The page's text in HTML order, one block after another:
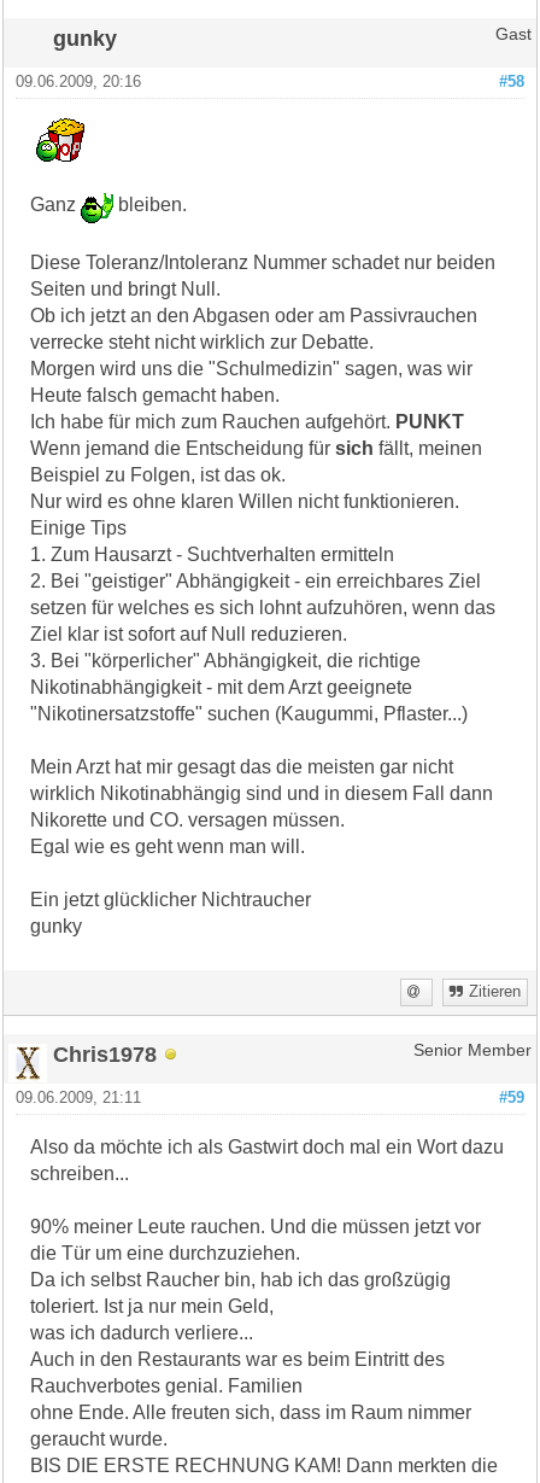
gunky Gast
#58
09.06.2009, 20:16
Ganz bleiben.
Diese Toleranz/Intoleranz Nummer schadet nur beiden
Seiten und bringt Null.
Ob ich jetzt an den Abgasen oder am Passivrauchen
verrecke steht nicht wirklich zur Debatte.
Morgen wird uns die "Schulmedizin" sagen, was wir
Heute falsch gemacht haben.
Ich habe für mich zum Rauchen aufgehört. PUNKT
Wenn jemand die Entscheidung fürsich fällt, meinen
Beispiel zu Folgen, ist das ok.
Nur wird es ohne klaren Willen nicht funktionieren.
Einige Tips
1. Zum Hausarzt - Suchtverhalten ermitteln
2. Bei "geistiger" Abhängigkeit - ein erreichbares Ziel
setzen für welches es sich lohnt aufzuhören, wenn das
Ziel klar ist sofort auf Null reduzieren.
3. Bei "körperlicher" Abhängigkeit, die richtige
Nikotinabhängigkeit - mit dem Arzt geeignete
"Nikotinersatzstoffe" suchen (Kaugummi, Pflaster...)
Mein Arzt hat mir gesagt das die meisten gar nicht
wirklich Nikotinabhängig sind und in diesem Fall dann
Nikorette und CO. versagen müssen.
Egal wie es geht wenn man will.
Ein jetzt glücklicher Nichtraucher
gunky
Zitieren
Chris1978 Senior Member
#59
09.06.2009, 21:11
Also da möchte ich als Gastwirt doch mal ein Wort dazu
schreiben...
90% meiner Leute rauchen. Und die müssen jetzt vor
die Tür um eine durchzuziehen.
Da ich selbst Raucher bin, hab ich das großzügig
toleriert. Ist ja nur mein Geld,
was ich dadurch verliere...
Auch in den Restaurants war es beim Eintritt des
Rauchverbotes genial. Familien
ohne Ende. Alle freuten sich, dass im Raum nimmer
geraucht wurde.
BIS DIE ERSTE RECHNUNG KAM! Dann merkten die